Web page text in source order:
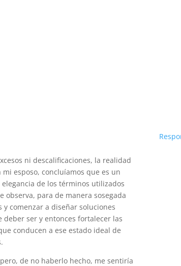
ni descalificaciones, la realidad
esposo, concluíamos que es un
de los términos utilizados
observa, para de manera sosegada
comenzar a diseñar soluciones
ser y entonces fortalecer las
conducen a ese estado ideal de
de no haberlo hecho, me sentiría